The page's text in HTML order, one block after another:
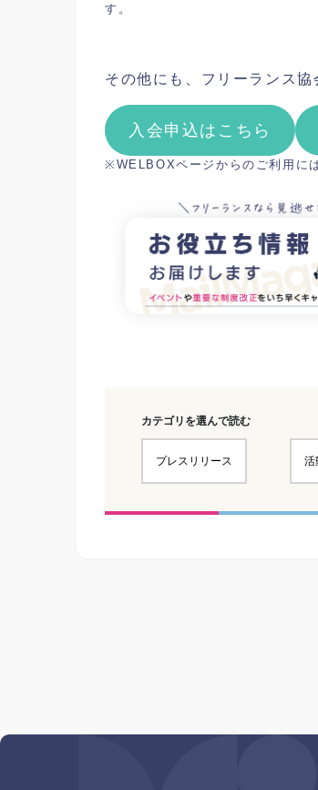
す。
その他にも、フリーランス
入会申込はこちら
※WELBOXページからのご利用に
カテゴリを選んで読む
プレスリリース 活